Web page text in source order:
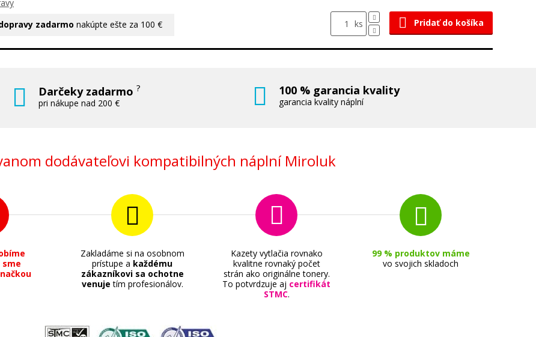
zadarmo nakúpte ešte za 100 € ks Pridať do košíka
Darčeky zadarmo?
pri nákupe nad 200 €
100 % garancia kvality
garancia kvality náplní
dodávateľovi kompatibilných náplní Miroluk
sme
Zakladáme si na osobnom
prístupe a každému
zákazníkovi sa ochotne
venuje tím profesionálov.
Kazety vytlačia rovnako
kvalitne rovnaký počet
strán ako originálne tonery.
To potvrdzuje aj certifikát
STMC.
99 % produktov máme
vo svojich skladoch